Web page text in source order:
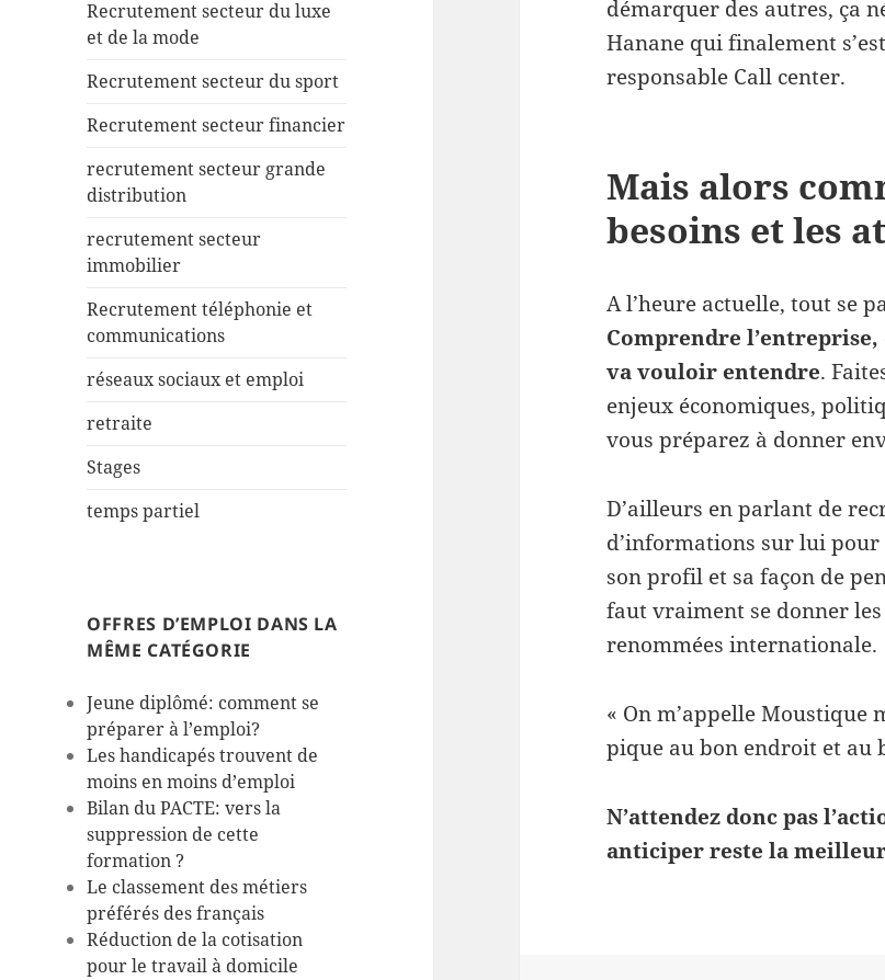
Recrutement secteur du luxe
et de la mode
Recrutement secteur du sport
Recrutement secteur financier
recrutement secteur grande
distribution
recrutement secteur
immobilier
Recrutement téléphonie et
communications
réseaux sociaux et emploi
retraite
Stages
temps partiel
OFFRES D’EMPLOI DANS LA
MÊME CATÉGORIE
Jeune diplômé: comment se
préparer à l’emploi?
Les handicapés trouvent de
moins en moins d’emploi
Bilan du PACTE: vers la
suppression de cette
formation ?
Le classement des métiers
préférés des français
Réduction de la cotisation
pour le travail à domicile
démarquer des autres, ça
Hanane qui finalement
responsable Call center.
Mais alors
besoins et les
A l’heure actuelle, tout se
Comprendre
va vouloir entendre.
enjeux économiques,
vous préparez à donner
D’ailleurs en parlant de
d’informations sur lui
son profil et sa façon de
faut vraiment se donner
renommées internationale.
« On m’appelle Moustique
pique au bon endroit et au
N’attendez donc pas
anticiper reste la